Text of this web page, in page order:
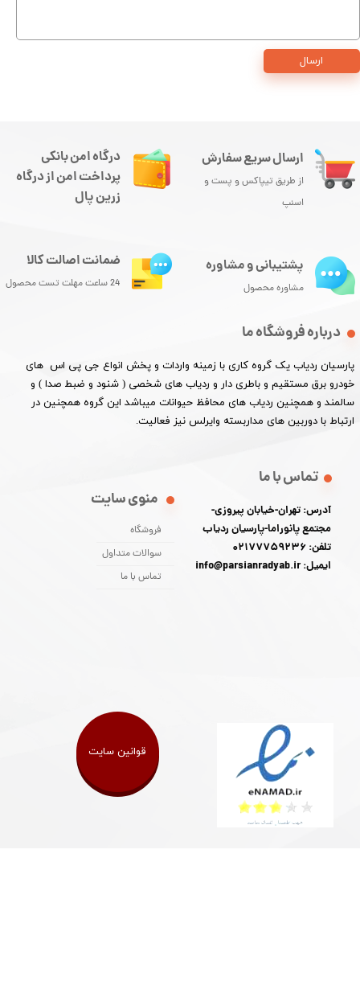
ارسال
ارسال سریع سفارش
از طریق تیپاکس و پست و
اسنپ
درباره فروشگاه ما
پارسیان ردیاب یک گروه کاری با زمینه واردات و پخش انواع جی پی اس های
خودرو برق مستقیم و باطری دار و ردیاب های شخصی ( شنود و ضبط صدا ) و
سالمند و همچنین ردیاب های محافظ حیوانات میباشد این گروه همچنین در
ارتباط با دوربین های مداربسته وایرلس نیز فعالیت.​​​​​​​
منوی سایت
فروشگاه
سوالات متداول
تماس با ما
تماس با ما
آدرس: تهران-خیابان پیروزی-
مجتمع پانوراما-پارسیان ردیاب
تلفن: 02177759236
ایمیل: info@parsianradyab.ir
درگاه امن بانکی
پرداخت امن از درگاه
زرین پال
پشتیبانی و مشاوره
مشاوره محصول
ضمانت اصالت کالا
24 ساعت مهلت تست محصول
قوانین سایت